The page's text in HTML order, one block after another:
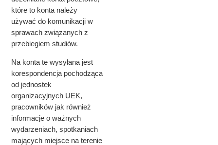
które to konta należy
używać do komunikacji w
sprawach związanych z
przebiegiem studiów.
Na konta te wysyłana jest
korespondencja pochodząca
od jednostek
organizacyjnych UEK,
pracowników jak również
informacje o ważnych
wydarzeniach, spotkaniach
mających miejsce na terenie